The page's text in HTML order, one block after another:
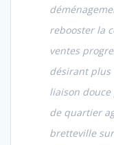
rebooster la
ventes
désirant plus
liaison douce
de quartier
bretteville